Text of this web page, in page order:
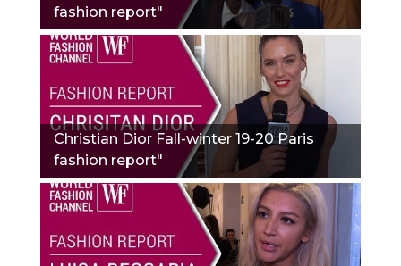
fashion report"
Christian Dior Fall-winter 19-20 Paris
fashion report"